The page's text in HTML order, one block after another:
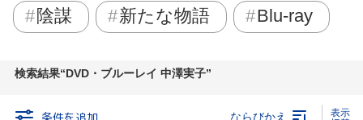
陰謀 新たな物語 Blu-ray
検索結果 DVD・ブルーレイ 中澤実子
ならびかえ